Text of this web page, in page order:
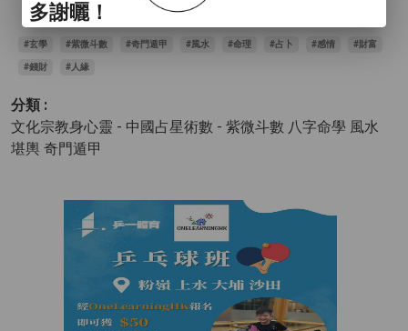
#玄學 #紫微斗數 #奇門遁甲 #風水 #命理 #占卜 #感情 #財富
#錢財 #人緣
分類 :
文化宗教身心靈 - 中國占星術數 - 紫微斗數 八字命學 風水
堪輿 奇門遁甲
多謝曬！